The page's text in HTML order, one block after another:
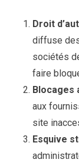
Droit
diffuse
sociétés
faire
Blocages
aux
site
Esquive